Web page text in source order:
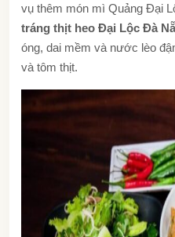
vụ thêm món mì Quảng Đại
tráng thịt heo Đại Lộc Đà
óng, dai mềm và nước lèo
và tôm thịt.